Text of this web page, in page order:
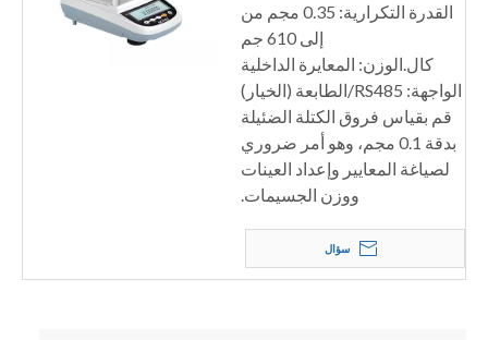
القدرة التكرارية: 0.35 مجم من
إلى 610 جم
كال.الوزن: المعايرة الداخلية
الواجهة: RS485/الطابعة (الخيار)
قم بقياس فروق الكتلة الضئيلة
بدقة 0.1 مجم، وهو أمر ضروري
لصياغة المعايير وإعداد العينات
ووزن الجسيمات.
سؤال